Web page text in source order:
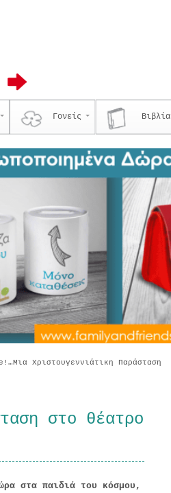
Γονείς Βιβλία
Χριστουγεννιάτικη Παράσταση
στο θέατρο
στα παιδιά του κόσμου,